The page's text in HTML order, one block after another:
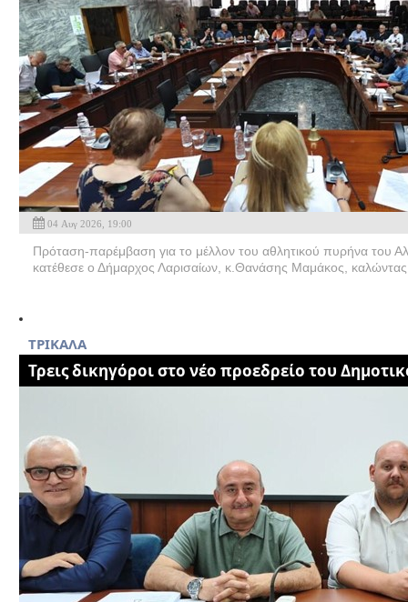
04 Αυγ 2026, 19:00
Πρόταση-παρέμβαση για το μέλλον του αθλητικού πυρήνα του
κατέθεσε ο Δήμαρχος Λαρισαίων, κ.Θανάσης Μαμάκος,
TΡΙΚΑΛΑ
Τρεις δικηγόροι στο νέο προεδρείο του